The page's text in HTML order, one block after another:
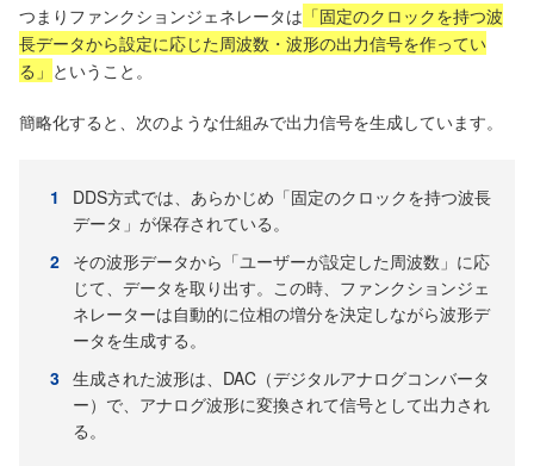
つまりファンクションジェネレータは 「固定のクロックを持つ波
長データから設定に応じた周波数・波形の出力信号を作ってい
る」 ということ。
簡略化すると、次のような仕組みで出力信号を生成しています。
DDS方式では、あらかじめ「固定のクロックを持つ波長
データ」が保存されている。
その波形データから「ユーザーが設定した周波数」に応
じて、データを取り出す。この時、ファンクションジェ
ネレーターは自動的に位相の増分を決定しながら波形デ
ータを生成する。
生成された波形は、DAC（デジタルアナログコンバータ
ー）で、アナログ波形に変換されて信号として出力され
る。